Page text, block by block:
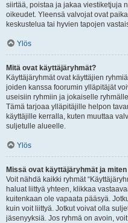
siirtää, poistaa ja jakaa viestiketjuja
oikeudet. Yleensä valvojat ovat
keskustelua tai hyvien tapojen
Ylös
Mitä ovat käyttäjäryhmät?
Käyttäjäryhmät ovat käyttäjien
joiden kanssa foorumin ylläpitäjät
useisiin ryhmiin ja jokaiselle
Tämä tarjoaa ylläpitäjille helpon
käyttäjille kerralla, kuten muuttaa
suljetulle alueelle.
Ylös
Missä ovat käyttäjäryhmät ja
Voit nähdä kaikki ryhmät
haluat liittyä yhteen, klikkaa
kuitenkaan ole vapaata pääsyä.
kuin voit liittyä. Jotkut voivat olla
jäsenyyksiä. Jos ryhmä on avoin,